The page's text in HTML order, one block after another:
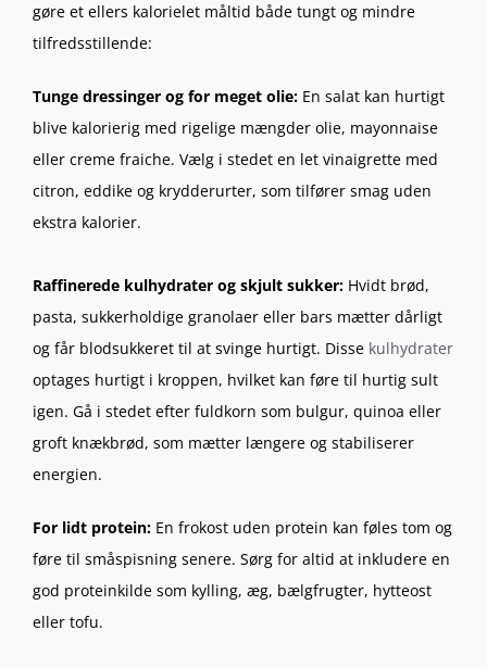
gøre et ellers kalorielet måltid både tungt og mindre
tilfredsstillende:
Tunge dressinger og for meget olie: En salat kan hurtigt
blive kalorierig med rigelige mængder olie, mayonnaise
eller creme fraiche. Vælg i stedet en let vinaigrette med
citron, eddike og krydderurter, som tilfører smag uden
ekstra kalorier.
Raffinerede kulhydrater og skjult sukker: Hvidt brød,
pasta, sukkerholdige granolaer eller bars mætter dårligt
og får blodsukkeret til at svinge hurtigt. Disse kulhydrater
optages hurtigt i kroppen, hvilket kan føre til hurtig sult
igen. Gå i stedet efter fuldkorn som bulgur, quinoa eller
groft knækbrød, som mætter længere og stabiliserer
energien.
For lidt protein: En frokost uden protein kan føles tom og
føre til småspisning senere. Sørg for altid at inkludere en
god proteinkilde som kylling, æg, bælgfrugter, hytteost
eller tofu.